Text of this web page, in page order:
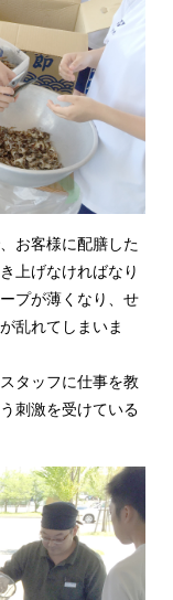
お客様に配膳した
上げなければなり
プが薄くなり、せ
乱れてしまいま
タッフに仕事を教
刺激を受けている